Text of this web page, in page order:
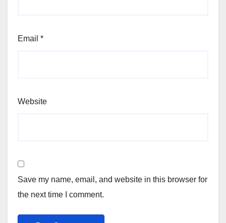
Email *
Website
Save my name, email, and website in this browser for
the next time I comment.